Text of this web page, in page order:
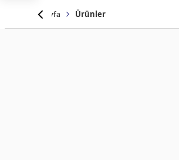
Anasayfa Ürünler